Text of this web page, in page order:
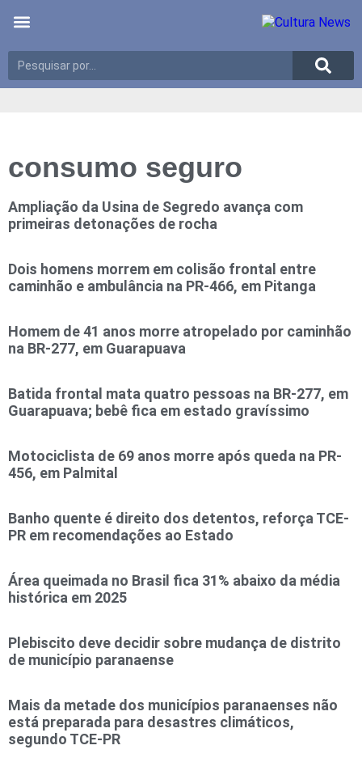
consumo seguro
Ampliação da Usina de Segredo avança com
primeiras detonações de rocha
Dois homens morrem em colisão frontal entre
caminhão e ambulância na PR-466, em Pitanga
Homem de 41 anos morre atropelado por caminhão
na BR-277, em Guarapuava
Batida frontal mata quatro pessoas na BR-277, em
Guarapuava; bebê fica em estado gravíssimo
Motociclista de 69 anos morre após queda na PR-
456, em Palmital
Banho quente é direito dos detentos, reforça TCE-
PR em recomendações ao Estado
Área queimada no Brasil fica 31% abaixo da média
histórica em 2025
Plebiscito deve decidir sobre mudança de distrito
de município paranaense
Mais da metade dos municípios paranaenses não
está preparada para desastres climáticos,
segundo TCE-PR